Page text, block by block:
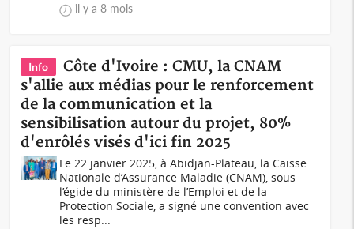
il y a 8 mois
Info
Côte d'Ivoire : CMU, la CNAM
s'allie aux médias pour le renforcement
de la communication et la
sensibilisation autour du projet, 80%
d'enrôlés visés d'ici fin 2025
Le 22 janvier 2025, à Abidjan-Plateau, la Caisse
Nationale d’Assurance Maladie (CNAM), sous
l’égide du ministère de l’Emploi et de la
Protection Sociale, a signé une convention avec
les resp...